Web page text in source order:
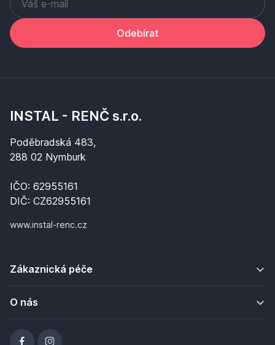
Odebírat
INSTAL - RENČ s.r.o.
Poděbradská 483,
288 02 Nymburk
IČO: 62955161
DIČ: CZ62955161
www.instal-renc.cz
Zákaznická péče
O nás